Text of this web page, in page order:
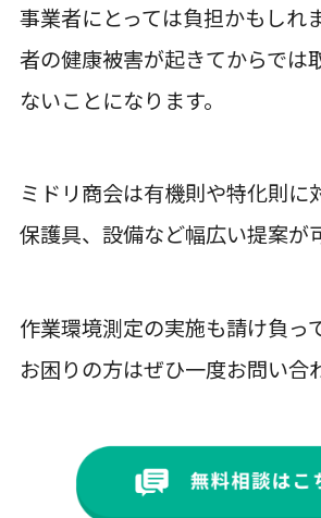
事業者にとっては負担かもしれ
者の健康被害が起きてからでは
ないことになります。
ミドリ商会は有機則や特化則に
保護具、設備など幅広い提案が
作業環境測定の実施も請け負っ
お困りの方はぜひ一度お問い合